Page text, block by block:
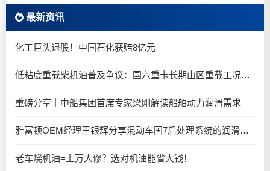
最新资讯
化工巨头退股！中国石化获赔8亿元
低粘度重载柴机油普及争议：国六重卡长期山区重载工况是否适合0W-20柴油机油？
重磅分享｜中船集团首席专家梁刚解读船舶动力润滑需求
雅富顿OEM经理王银辉分享混动车国7后处理系统的润滑油要求
老车烧机油=上万大修？选对机油能省大钱！